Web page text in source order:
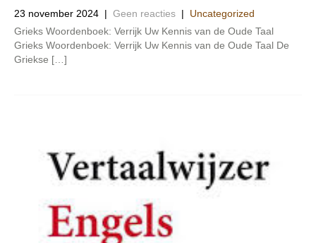
23 november 2024 | Geen reacties | Uncategorized
Grieks Woordenboek: Verrijk Uw Kennis van de Oude Taal
Grieks Woordenboek: Verrijk Uw Kennis van de Oude Taal De
Griekse […]